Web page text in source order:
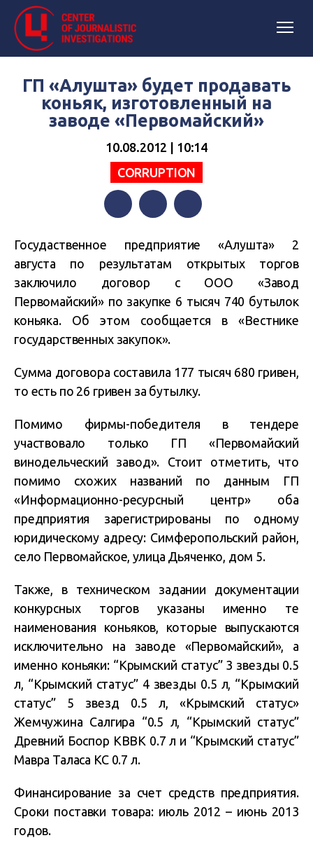
ГП «Алушта» будет продавать
коньяк, изготовленный на
заводе «Первомайский»
10.08.2012 | 10:14
СORRUPTION
Госудаственное предприятие «Алушта» 2
августа по результатам открытых торгов
заключило договор с ООО «Завод
Первомайский» по закупке 6 тысяч 740 бутылок
коньяка. Об этом сообщается в «Вестнике
государственных закупок».
Сумма договора составила 177 тысяч 680 гривен,
то есть по 26 гривен за бутылку.
Помимо фирмы-победителя в тендере
участвовало только ГП «Первомайский
винодельческий завод». Стоит отметить, что
помимо схожих названий по данным ГП
«Информационно-ресурсный центр» оба
предприятия зарегистрированы по одному
юридическому адресу: Симферопольский район,
село Первомайское, улица Дьяченко, дом 5.
Также, в техническом задании документации
конкурсных торгов указаны именно те
наименования коньяков, которые выпускаются
исключительно на заводе «Первомайский», а
именно коньяки: “Крымский статус” 3 звезды 0.5
л, “Крымский статус” 4 звезды 0.5 л, “Крымский
статус” 5 звезд 0.5 л, «Крымский статус»
Жемчужина Салгира “0.5 л, “Крымский статус”
Древний Боспор КВВК 0.7 л и “Крымский статус”
Мавра Таласа КС 0.7 л.
Финансирование за счет средств предприятия.
Сроки поставки товара: июль 2012 – июнь 2013
годов.